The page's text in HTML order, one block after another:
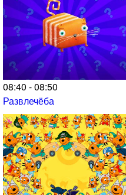
08:40 - 08:50
Развлечёба